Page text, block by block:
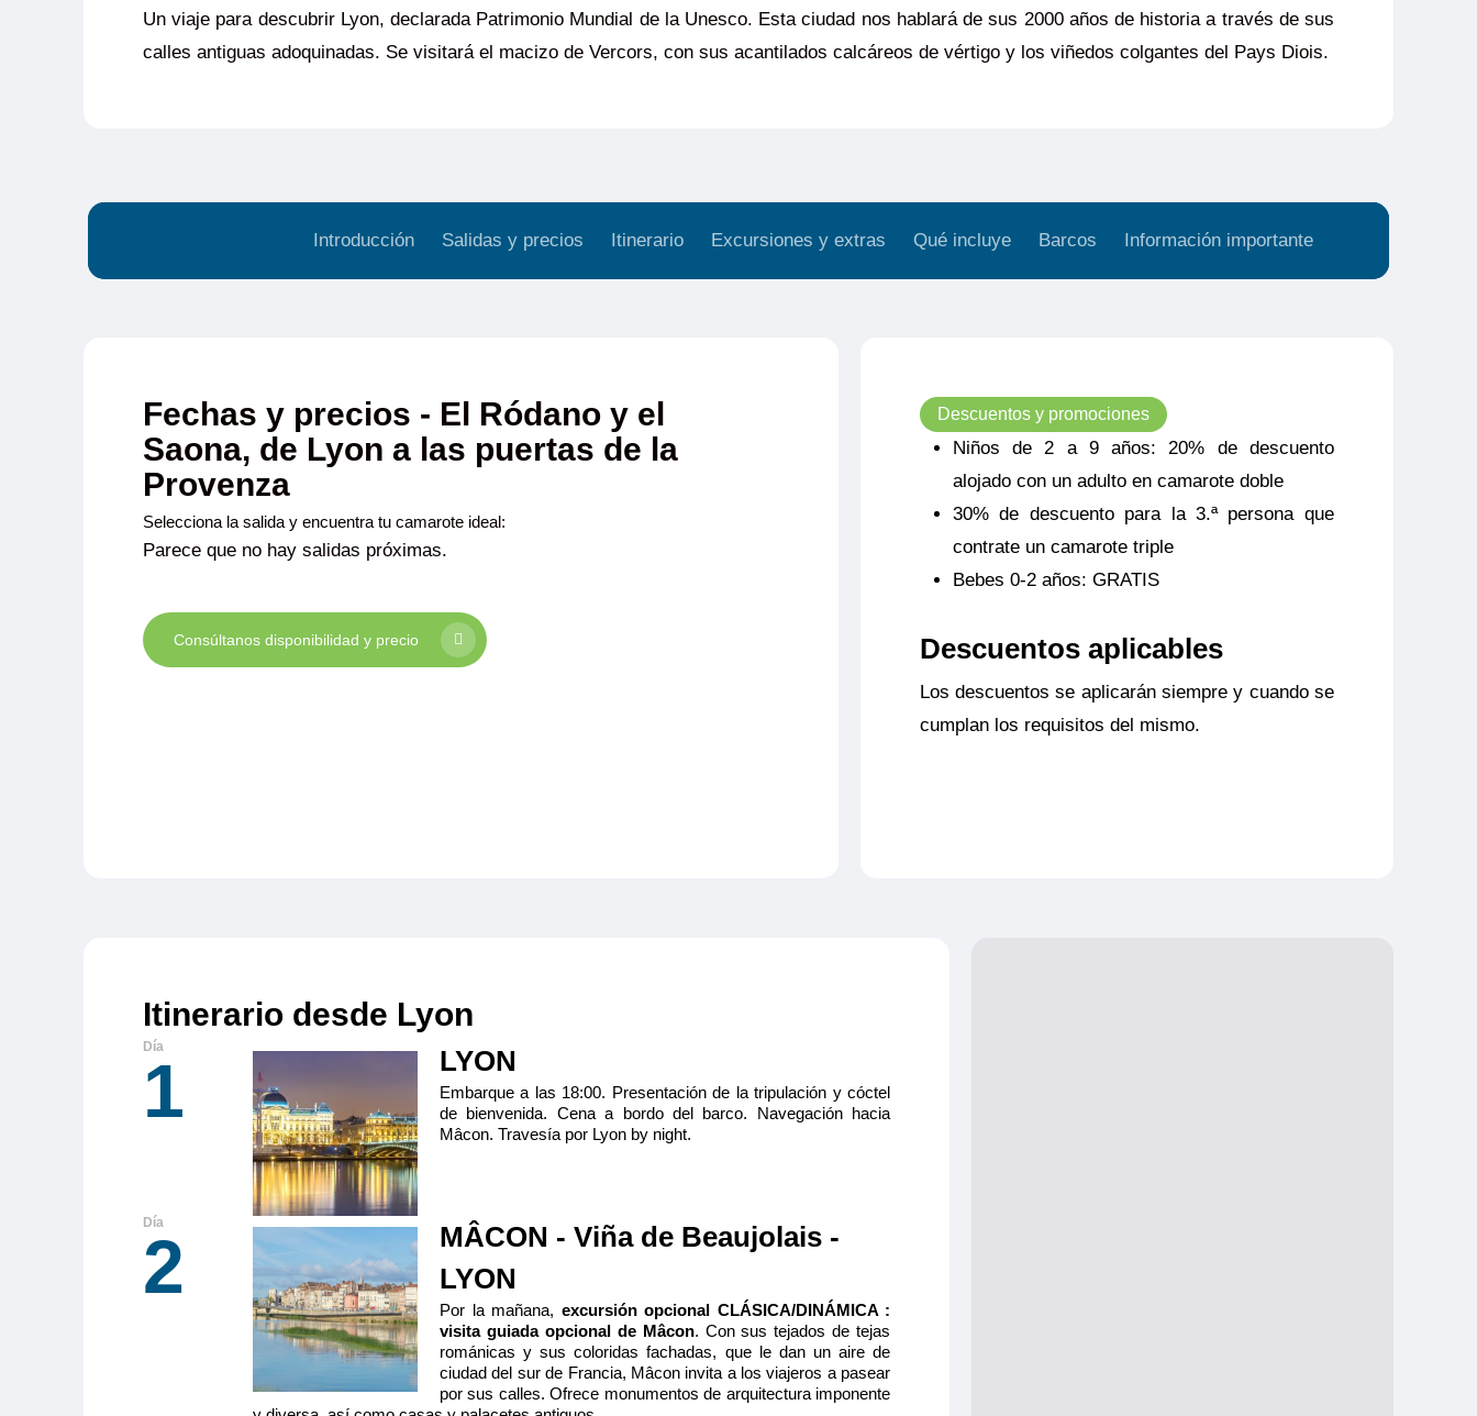
Un viaje para descubrir Lyon, declarada Patrimonio Mundial de la Unesco. Esta ciudad nos hablará de sus 2000 años de historia a través de sus
calles antiguas adoquinadas. Se visitará el macizo de Vercors, con sus acantilados calcáreos de vértigo y los viñedos colgantes del Pays Diois.
Introducción Salidas y precios Itinerario Excursiones y extras Qué incluye Barcos Información importante
Fechas y precios - El Ródano y el
Saona, de Lyon a las puertas de la
Provenza
Selecciona la salida y encuentra tu camarote ideal:
Parece que no hay salidas próximas.
Consúltanos disponibilidad y precio
Descuentos y promociones
Niños de 2 a 9 años: 20% de descuento
alojado con un adulto en camarote doble
30% de descuento para la 3.ª persona que
contrate un camarote triple
Bebes 0-2 años: GRATIS
Descuentos aplicables
Los descuentos se aplicarán siempre y cuando se
cumplan los requisitos del mismo.
Itinerario desde Lyon
1 LYON
Embarque a las 18:00. Presentación de la tripulación y cóctel
de bienvenida. Cena a bordo del barco. Navegación hacia
Mâcon. Travesía por Lyon by night.
2
MÂCON - Viña de Beaujolais -
LYON
Por la mañana, excursión opcional CLÁSICA/DINÁMICA :
visita guiada opcional de Mâcon. Con sus tejados de tejas
románicas y sus coloridas fachadas, que le dan un aire de
ciudad del sur de Francia, Mâcon invita a los viajeros a pasear
por sus calles. Ofrece monumentos de arquitectura imponente